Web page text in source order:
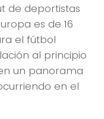
de deportistas
es de 16
el fútbol
al principio
un panorama
en el